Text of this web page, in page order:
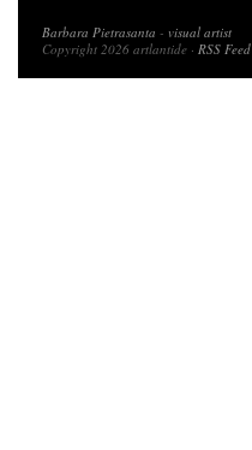
Barbara Pietrasanta - visual artist
Copyright 2026 artlantide · RSS Feed